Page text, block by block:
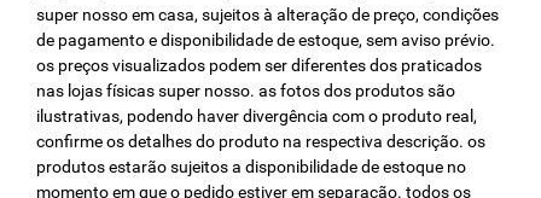
super nosso em casa, sujeitos à alteração de preço, condições
de pagamento e disponibilidade de estoque, sem aviso prévio.
os preços visualizados podem ser diferentes dos praticados
nas lojas físicas super nosso. as fotos dos produtos são
ilustrativas, podendo haver divergência com o produto real,
confirme os detalhes do produto na respectiva descrição. os
produtos estarão sujeitos a disponibilidade de estoque no
momento em que o pedido estiver em separação. todos os